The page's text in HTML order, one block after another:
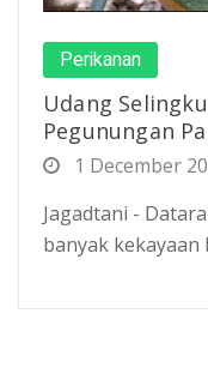
Perikanan
Udang
Pegunungan
1 December
Jagadtani -
banyak